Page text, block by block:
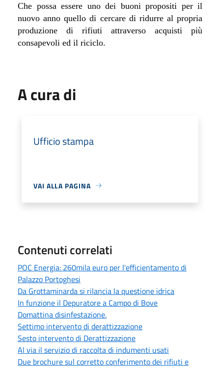
Che possa essere uno dei buoni propositi per il
nuovo anno quello di cercare di ridurre al propria
produzione di rifiuti attraverso acquisti più
consapevoli ed il riciclo.
A cura di
Ufficio stampa
VAI ALLA PAGINA
Contenuti correlati
POC Energia: 260mila euro per l'efficientamento di
Palazzo Portoghesi
Da Grottaminarda si rilancia la questione idrica
In funzione il Depuratore a Campo di Bove
Domattina disinfestazione.
Settimo intervento di derattizzazione
Sesto intervento di Derattizzazione
Al via il servizio di raccolta di indumenti usati
Due brochure sul corretto conferimento dei rifiuti e